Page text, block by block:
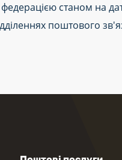
станом на
поштового